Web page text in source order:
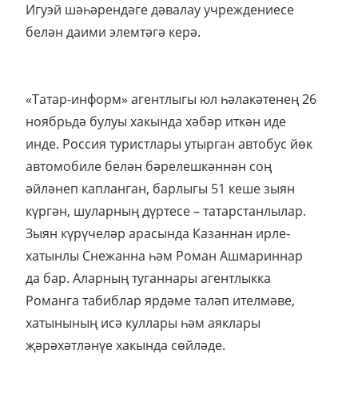
Игуэй шәһәрендәге дәвалау учреждениесе
белән даими элемтәгә керә.
«Татар-информ» агентлыгы юл һәлакәтенең 26
ноябрьдә булуы хакында хәбәр иткән иде
инде. Россия туристлары утырган автобус йөк
автомобиле белән бәрелешкәннән соң
әйләнеп капланган, барлыгы 51 кеше зыян
күргән, шуларның дүртесе – татарстанлылар.
Зыян күрүчеләр арасында Казаннан ирле-
хатынлы Снежанна һәм Роман Ашмариннар
да бар. Аларның туганнары агентлыкка
Романга табиблар ярдәме таләп ителмәве,
хатынының исә куллары һәм аяклары
җәрәхәтләнүе хакында сөйләде.